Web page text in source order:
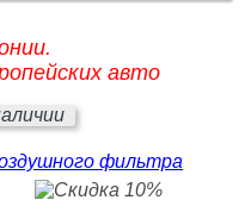
авто
фильтра